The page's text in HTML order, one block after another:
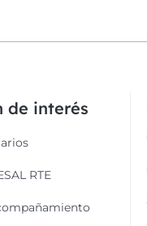
de interés
RTE